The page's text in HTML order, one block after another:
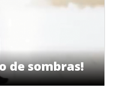
de sombras!